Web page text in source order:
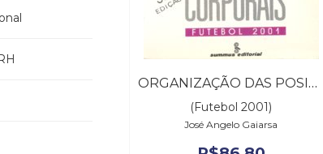
ORGANIZAÇÃO DAS POSIÇÕES E MOVIMENTOS CORPORAIS
(Futebol 2001)
José Angelo Gaiarsa